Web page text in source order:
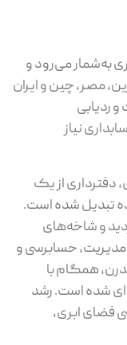
به‌شمار می‌رود و
مصر، چین و ایران
و ردیابی
نیاز
دفترداری از یک
تبدیل شده است.
و شاخه‌های
مدیریت، حسابرسی و
همگام با
شده است. رشد
فضای ابری،